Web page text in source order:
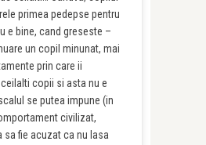
primea pedepse pentru
e bine, cand greseste –
un copil minunat, mai
prin care ii
copii si asta nu e
se putea impune (in
civilizat,
sa fie acuzat ca nu lasa